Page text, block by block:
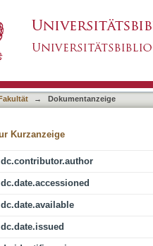
Erotic Landscape:
→ Dokumentanzeige
Kurzanzeige
dc.contributor.author
dc.date.accessioned
dc.date.available
dc.date.issued